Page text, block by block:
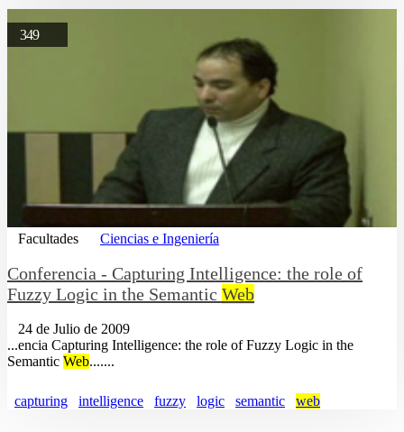
349
Facultades Ciencias e Ingeniería
Conferencia - Capturing Intelligence: the role of
Fuzzy Logic in the Semantic Web
24 de Julio de 2009
...encia Capturing Intelligence: the role of Fuzzy Logic in the
Semantic Web.......
capturing intelligence fuzzy logic semantic web